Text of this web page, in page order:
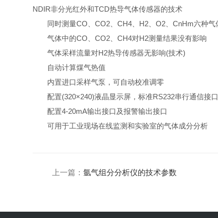
NDIR非分光红外和TCD热导气体传感器的技术
同时测量CO、CO2、CH4、H2、O2、CnHm六种气
气体中的CO、CO2、CH4对H2测量结果没有影响
气体采样流量对H2热导传感器无影响(技术)
自动计算煤气热值
内置进口采样气泵，可自动校准调零
配置(320×240)液晶显示屏，标准RS232串行通信接口
配置4-20mA输出接口及报警输出接口
可用于工业现场在线监测和实验室的气体成分分析
上一篇：氩气组分分析仪的技术参数